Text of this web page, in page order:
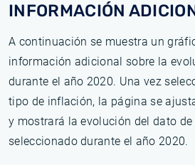
INFORMACIÓN
A continuación se muestra un
información adicional sobre la
durante el año 2020. Una vez
tipo de inflación, la página se
y mostrará la evolución del dato
seleccionado durante el año 2020.